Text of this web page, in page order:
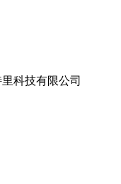
科技有限公司